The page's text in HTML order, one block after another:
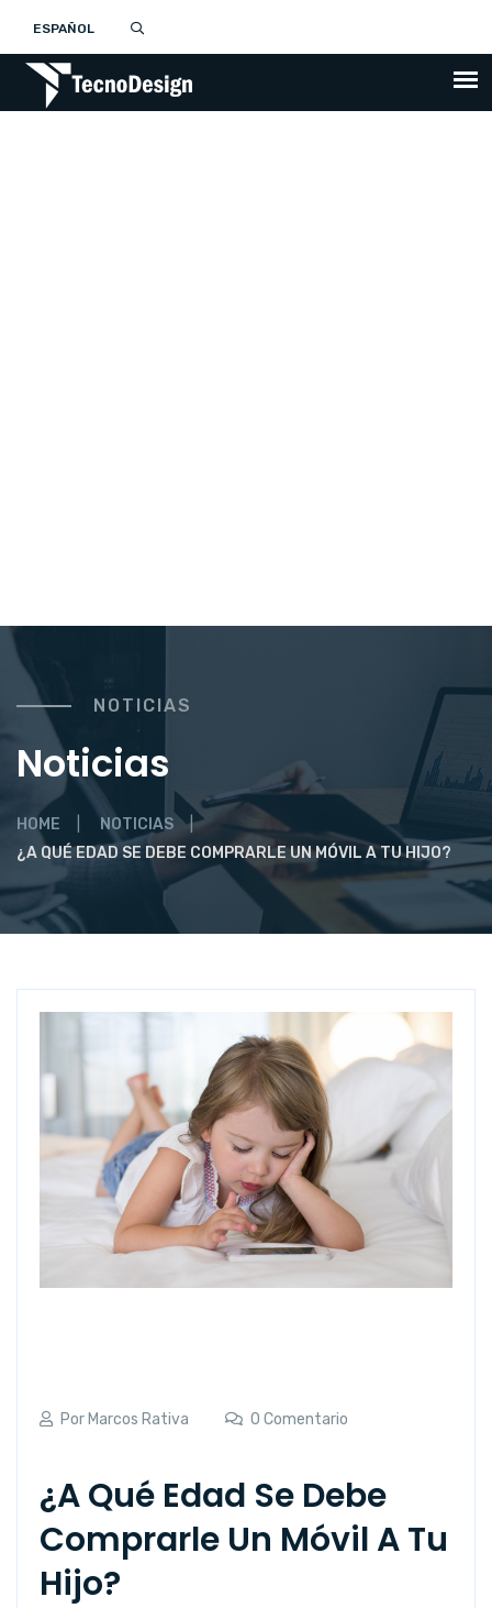
ESPAÑOL
NOTICIAS
Noticias
HOME
NOTICIAS
¿A QUÉ EDAD SE DEBE COMPRARLE UN MÓVIL A TU HIJO?
Por Marcos Rativa 0 Comentario
¿A Qué Edad Se Debe
Comprarle Un Móvil A Tu
Hijo?